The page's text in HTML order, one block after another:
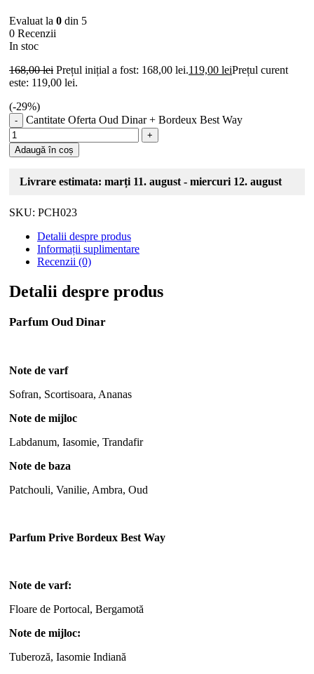
Evaluat la 0 din 5
0 Recenzii
In stoc
168,00lei Prețul inițial a fost: 168,00 lei.119,00 leiPrețul curent
este: 119,00 lei.
(-29%)
Cantitate Oferta Oud Dinar + Bordeux Best Way
Adaugă în coș
Livrare estimata: marți 11. august - miercuri 12. august
SKU: PCH023
Detalii despre produs
Informații suplimentare
Recenzii (0)
Detalii despre produs
Parfum Oud Dinar
Note de varf
Sofran, Scortisoara, Ananas
Note de mijloc
Labdanum, Iasomie, Trandafir
Note de baza
Patchouli, Vanilie, Ambra, Oud
Parfum Prive Bordeux Best Way
Note de varf:
Floare de Portocal, Bergamotă
Note de mijloc:
Tuberoză, Iasomie Indiană